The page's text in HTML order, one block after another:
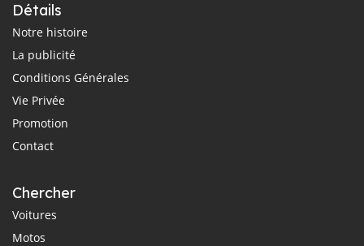
Détails
Notre histoire
La publicité
Conditions Générales
Vie Privée
Promotion
Contact
Chercher
Voitures
Motos